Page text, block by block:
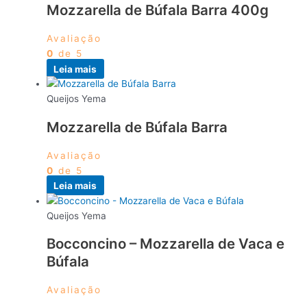
Mozzarella de Búfala Barra 400g
Avaliação
0 de 5
Leia mais
Queijos Yema
Mozzarella de Búfala Barra
Avaliação
0 de 5
Leia mais
Queijos Yema
Bocconcino – Mozzarella de Vaca e
Búfala
Avaliação